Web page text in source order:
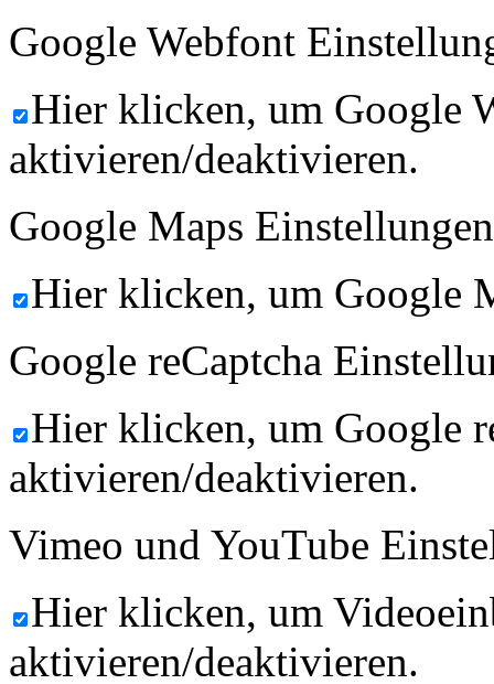
Google Webfont
Hier klicken, um Google
aktivieren/deaktivieren.
Google Maps
Hier klicken, um Google
Google reCaptcha
Hier klicken, um Google
aktivieren/deaktivieren.
Vimeo und YouTube
Hier klicken, um
aktivieren/deaktivieren.